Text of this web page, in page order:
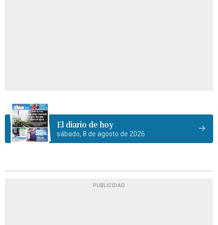
El diario de hoy
sábado, 8 de agosto de 2026
PUBLICIDAD